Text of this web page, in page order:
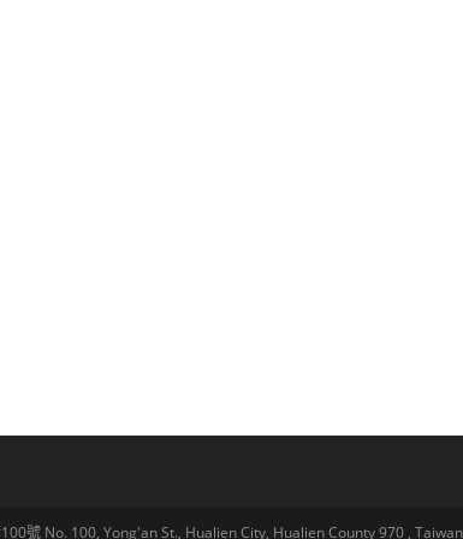
號 No. 100, Yong'an St., Hualien City, Hualien County 970 ,